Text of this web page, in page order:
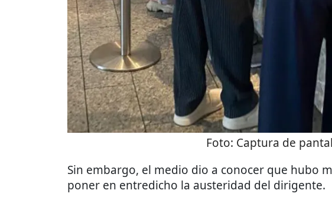
Foto: Captura de
Sin embargo, el medio dio a conocer que hubo
poner en entredicho la austeridad del dirigente.